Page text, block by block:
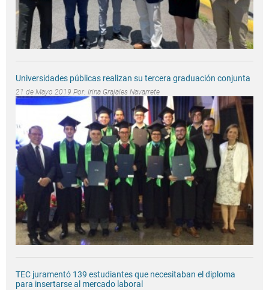
Universidades públicas realizan su tercera graduación conjunta
21 de Mayo 2019 Por: Irina Grajales Navarrete
TEC juramentó 139 estudiantes que necesitaban el diploma
para insertarse al mercado laboral